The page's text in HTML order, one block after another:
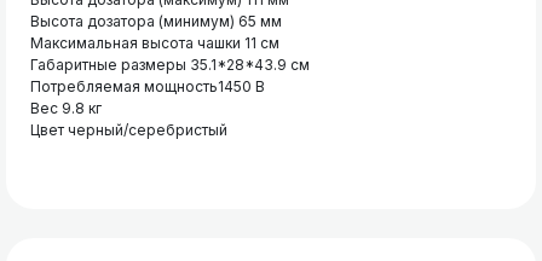
Высота дозатора (минимум) 65 мм
Максимальная высота чашки 11 см
Габаритные размеры 35.1*28*43.9 см
Потребляемая мощность1450 В
Вес 9.8 кг
Цвет черный/серебристый